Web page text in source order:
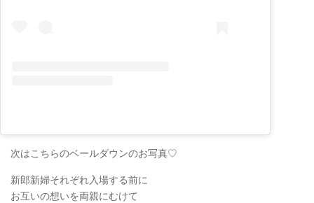
次はこちらのベールダウンのお写真♡
新郎新婦それぞれ入場する前に
お互いの想いを両親にむけて